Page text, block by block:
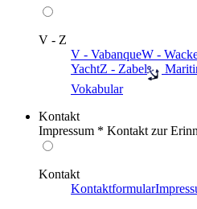
V - Z
V - VabanqueW -
YachtZ - Zabel
Vokabular
Kontakt
Impressum * Kontakt zur
Kontakt
Kontaktformular